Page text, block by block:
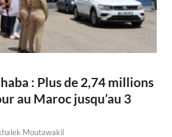
: Plus de 2,74 millions
au Maroc jusqu’au 3
Moutawakil